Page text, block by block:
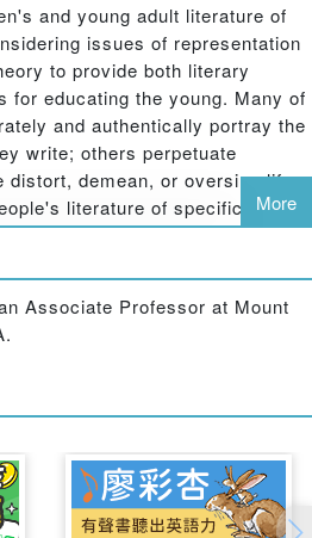
and young adult literature of
issues of representation
to provide both literary
for educating the young. Many of
and authentically portray the
write; others perpetuate
distort, demean, or oversimplify.
literature of specific
and critiques works on the
1979); the Iraqi Kurds (1988);
(1981-1983); Bosnia, Kosovo,
(1994); and Darfur
to critical analysis, each
scholars. Gangi analyses the
typically ages ten and up,
who have witnessed
that mirrors their
More
Associate Professor at Mount